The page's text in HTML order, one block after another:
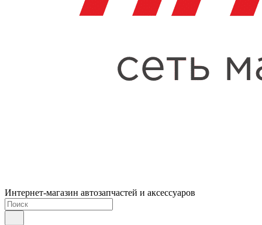
Интернет-магазин автозапчастей и аксессуаров